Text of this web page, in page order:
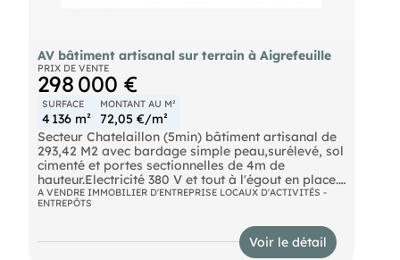
AV bâtiment artisanal sur terrain à Aigrefeuille
PRIX DE VENTE
298 000 €
SURFACE
4 136 m²
MONTANT AU M²
72,05 €/m²
Secteur Chatelaillon (5min) bâtiment artisanal de
293,42 M2 avec bardage simple peau,surélevé, sol
cimenté et portes sectionnelles de 4m de
hauteur.Electricité 380 V et tout à l'égout en place.
Le bâtiment est construit sur un terrain de 4136 M2
clôturé et arboré. Un autre terrain agricole nu
pour la vente.Le produit (rare sur ce secteur)
pourrait convenir à un stockeur, loueur de
A VENDRE IMMOBILIER D'ENTREPRISE LOCAUX D'ACTIVITÉS -
ENTREPÔTS
Voir le détail